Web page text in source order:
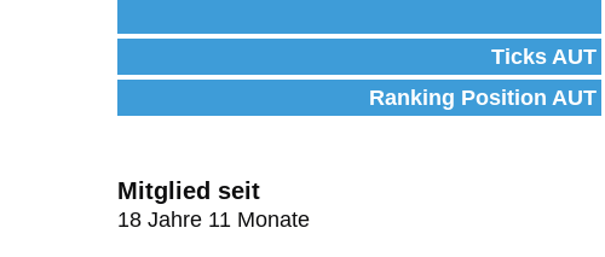
Ticks AUT
Ranking Position AUT
Mitglied seit
18 Jahre 11 Monate